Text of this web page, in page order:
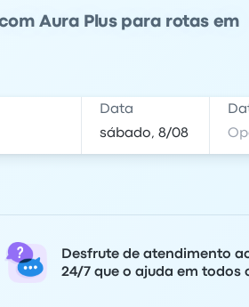
Aura Plus para rotas em
Data
Desfrute de atendimento
24/7 que o ajuda em todos